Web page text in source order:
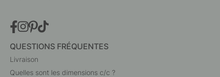
QUESTIONS FRÉQUENTES
Livraison
Quelles sont les dimensions c/c ?